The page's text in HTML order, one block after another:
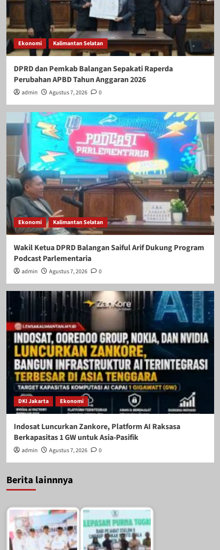
Ekonomi Kalimantan Selatan
DPRD dan Pemkab Balangan Sepakati Raperda
Perubahan APBD Tahun Anggaran 2026
admin Agustus 7, 2026 0
Ekonomi Kalimantan Selatan
Wakil Ketua DPRD Balangan Saiful Arif Dukung Program
Podcast Parlementaria
admin Agustus 7, 2026 0
DKI Jakarta Ekonomi
Indosat Luncurkan Zankore, Platform AI Raksasa
Berkapasitas 1 GW untuk Asia-Pasifik
admin Agustus 7, 2026 0
Berita lainnnya